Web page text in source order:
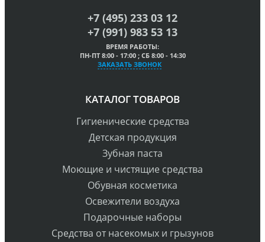
+7 (495) 233 03 12
+7 (991) 983 53 13
ВРЕМЯ РАБОТЫ:
ПН-ПТ 8:00 - 17:00 ; СБ 8:00 - 14:30
ЗАКАЗАТЬ ЗВОНОК
КАТАЛОГ ТОВАРОВ
Гигиенические средства
Детская продукция
Зубная паста
Моющие и чистящие средства
Обувная косметика
Освежители воздуха
Подарочные наборы
Средства от насекомых и грызунов